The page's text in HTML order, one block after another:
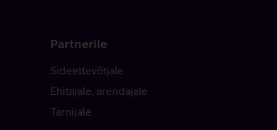
Partnerile
Sideettevõtjale
Ehitajale, arendajale
Tarnijale